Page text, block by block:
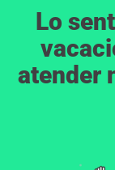
Lo
atender